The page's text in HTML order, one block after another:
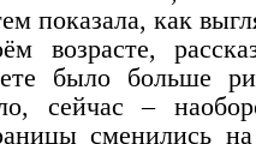
показала, как
возрасте,
было больше
сейчас –
сменились